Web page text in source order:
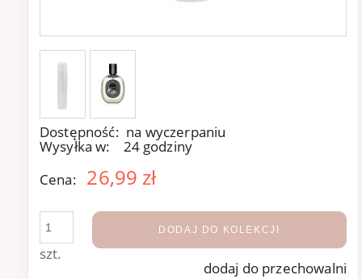
Dostępność: na wyczerpaniu
Wysyłka w:
24 godziny
Cena:
26,99 zł
szt.
DODAJ DO KOLEKCJI
dodaj do przechowalni